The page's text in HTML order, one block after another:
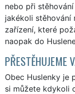
nebo při
jakékoli stěhování
zařízení, které
naopak do
PŘESTĚHUJEME
Obec Huslenky je
si můžete kdykoli